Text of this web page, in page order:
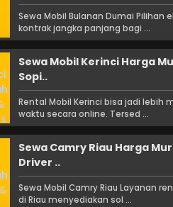
Sewa Mobil Bulanan Dumai Pilihan
kontrak jangka panjang bagi ...
Sewa Mobil Kerinci Harga
Sopi..
Rental Mobil Kerinci bisa jadi lebih
waktu secara online. Tersed ...
Sewa Camry Riau Harga
Driver ..
Sewa Mobil Camry Riau Layanan
di Riau menyediakan sol ...